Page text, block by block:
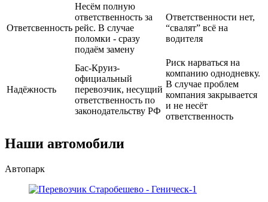
Ответсвенность
Несём полную
ответственность за
рейс. В случае
поломки - сразу
подаём замену
Ответственности нет,
“свалят” всё на
водителя
Надёжность
Бас-Круиз-
официальный
перевозчик, несущий
ответственность по
законодательству РФ
Риск нарваться на
компанию однодневку.
В случае проблем
компания закрывается
и не несёт
ответственность
Наши автомобили
Автопарк